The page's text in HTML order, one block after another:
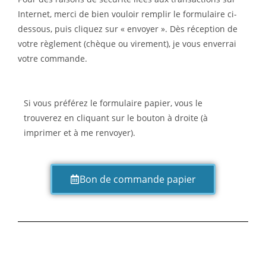
Internet, merci de bien vouloir remplir le formulaire ci-
dessous, puis cliquez sur « envoyer ». Dès réception de
votre règlement (chèque ou virement), je vous enverrai
votre commande.
Si vous préférez le formulaire papier, vous le
trouverez en cliquant sur le bouton à droite (à
imprimer et à me renvoyer).
Bon de commande papier